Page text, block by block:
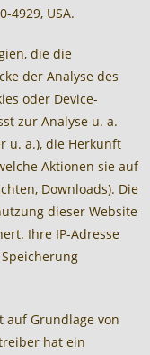
4929, USA.
die die
der Analyse des
oder Device-
zur Analyse u. a.
u. a.), die Herkunft
Aktionen sie auf
Downloads). Die
dieser Website
Ihre IP-Adresse
auf Grundlage von
hat ein